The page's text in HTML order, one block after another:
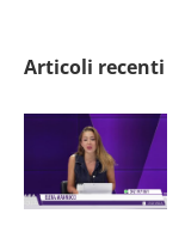
Articoli recenti